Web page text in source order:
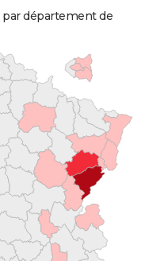
par département de